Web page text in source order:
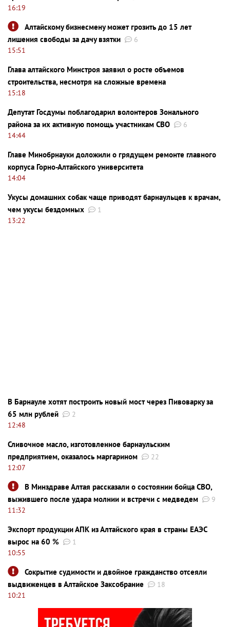
16:19
Алтайскому бизнесмену может грозить до 15 лет
лишения свободы за дачу взятки
6
15:51
Глава алтайского Минстроя заявил о росте объемов
строительства, несмотря на сложные времена
15:18
Депутат Госдумы поблагодарил волонтеров Зонального
района за их активную помощь участникам СВО
6
14:44
Главе Минобрнауки доложили о грядущем ремонте главного
корпуса Горно-Алтайского университета
14:04
Укусы домашних собак чаще приводят барнаульцев к врачам,
чем укусы бездомных
1
13:22
В Барнауле хотят построить новый мост через Пивоварку за
65 млн рублей
2
12:48
Сливочное масло, изготовленное барнаульским
предприятием, оказалось маргарином
22
12:07
В Минздраве Алтая рассказали о состоянии бойца СВО,
выжившего после удара молнии и встречи с медведем
9
11:32
Экспорт продукции АПК из Алтайского края в страны ЕАЭС
вырос на 60 %
1
10:55
Сокрытие судимости и двойное гражданство отсеяли
выдвиженцев в Алтайское Заксобрание
18
10:21